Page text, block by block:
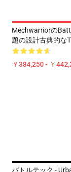
Mechwarriorの
題の設計古典的なT
￥384,250 - ￥
バトルテック -